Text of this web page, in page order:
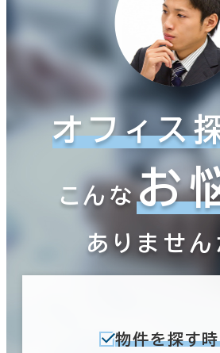
オフィス
こんなお
ありませ
物件を探す